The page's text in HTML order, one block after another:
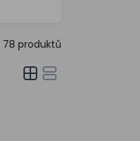
78 produktů